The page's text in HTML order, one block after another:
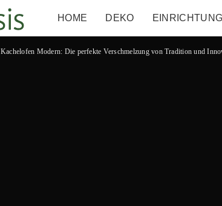
HOME DEKO EINRICHTUNG
Kachelofen Modern: Die perfekte Verschmelzung von Tradition und